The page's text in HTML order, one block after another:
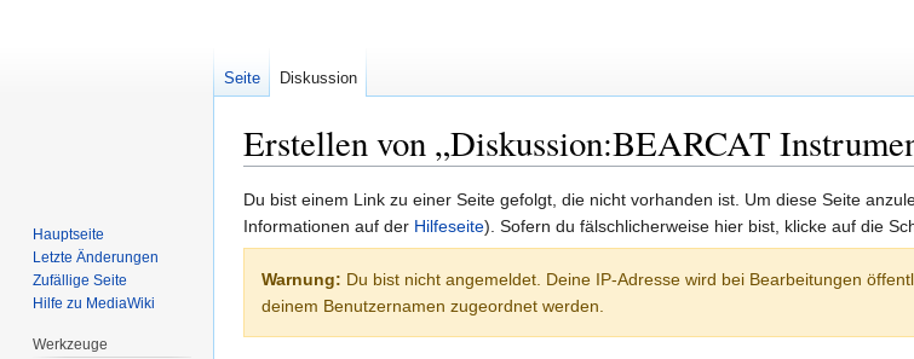
Erstellen von „Diskussion:BEARCAT
Zur
Navigation
springen
Zur
Suche
springen
Du bist einem Link zu einer Seite gefolgt, die nicht vorhanden ist. Um diese Seite
Informationen auf der Hilfeseite). Sofern du fälschlicherweise hier bist, klicke auf die
Warnung: Du bist nicht angemeldet. Deine IP-Adresse wird bei Bearbeitungen
deinem Benutzernamen zugeordnet werden.
Seite Diskussion
Hauptseite
Letzte Änderungen
Zufällige Seite
Hilfe zu MediaWiki
Werkzeuge